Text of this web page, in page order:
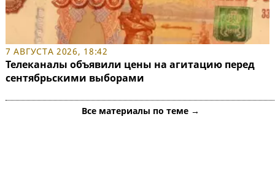
7 АВГУСТА 2026, 18:42
Телеканалы объявили цены на агитацию перед
сентябрьскими выборами
Все материалы по теме →